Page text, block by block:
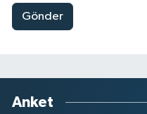
Gönder
Anket